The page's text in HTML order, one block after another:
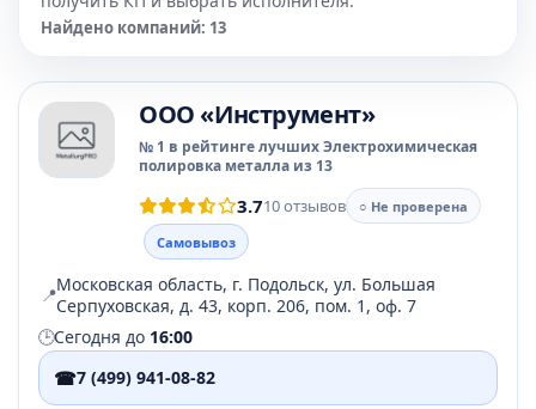
Найдено компаний: 13
OOO «Инструмент»
№ 1 в рейтинге лучших Электрохимическая
полировка металла из 13
3.710 отзывов
○ Не проверена
Самовывоз
📍Московская область, г. Подольск, ул. Большая
Серпуховская, д. 43, корп. 206, пом. 1, оф. 7
🕒Сегодня до 16:00
☎7 (499) 941-08-82